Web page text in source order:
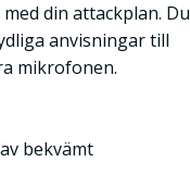
din attackplan. Du
anvisningar till
mikrofonen.
bekvämt